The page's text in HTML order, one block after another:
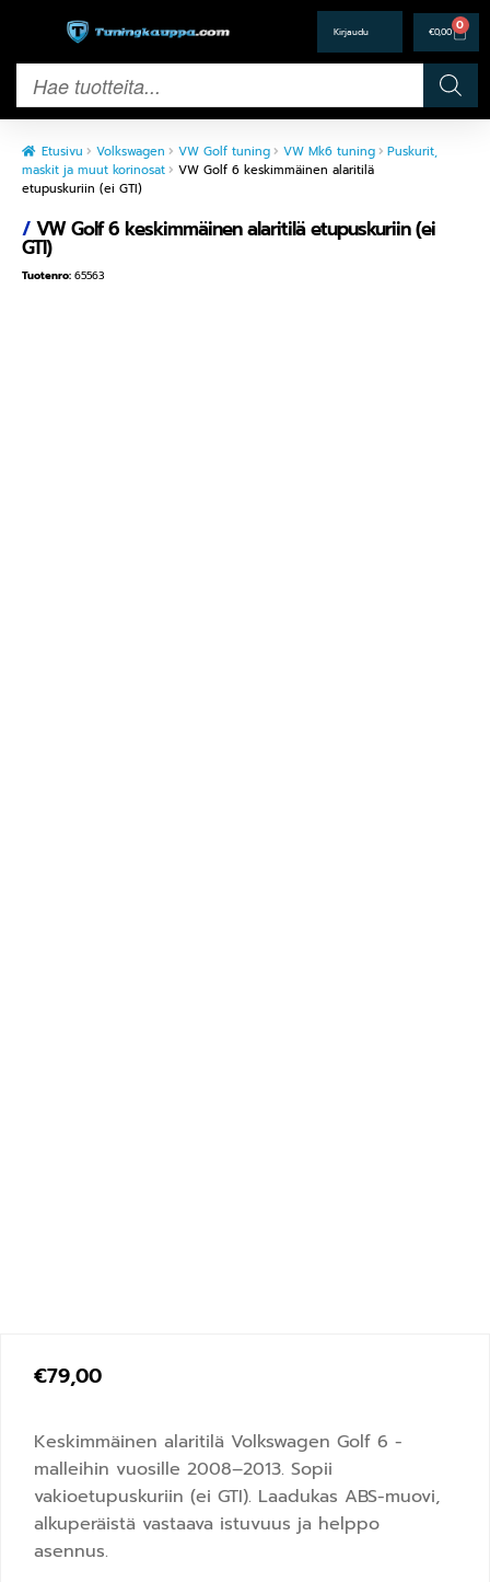
€0,00 0
Etusivu Volkswagen VW Golf tuning VW Mk6 tuning
Puskurit,
maskit ja muut korinosat
VW Golf 6 keskimmäinen alaritilä
etupuskuriin (ei GTI)
/VW Golf 6 keskimmäinen alaritilä etupuskuriin (ei
GTI)
Tuotenro: 65563
€79,00
Keskimmäinen alaritilä Volkswagen Golf 6 -
malleihin vuosille 2008–2013. Sopii
vakioetupuskuriin (ei GTI). Laadukas ABS-muovi,
alkuperäistä vastaava istuvuus ja helppo
asennus.